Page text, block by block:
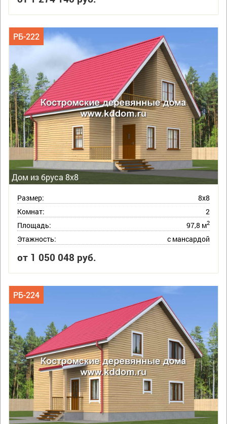
Дом из бруса 8х8
РБ-222
Размер:
8х8
Комнат:
2
Площадь:
97,8 м2
Этажность: с мансардой
от 1 050 048 руб.
РБ-224